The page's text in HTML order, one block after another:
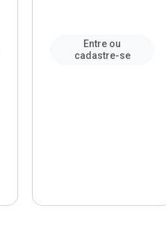
Entre ou
cadastre-se